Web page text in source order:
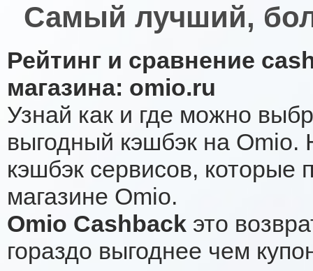
Самый лучший,
Рейтинг и сравнение
магазина: omio.ru
Узнай как и где можно
выгодный кэшбэк на Omio.
кэшбэк сервисов, которые
магазине Omio.
Omio Cashback это
гораздо выгоднее чем